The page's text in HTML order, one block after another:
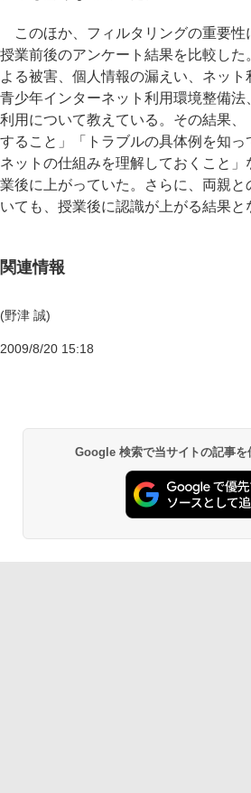
このほか、フィルタリングの重要性
授業前後のアンケート結果を比較した
よる被害、個人情報の漏えい、ネット
青少年インターネット利用環境整備
利用について教えている。その結果、
すること」「トラブルの具体例を知
ネットの仕組みを理解しておくこと
業後に上がっていた。さらに、両親
いても、授業後に認識が上がる結果と
関連情報
(野津 誠)
2009/8/20 15:18
Google 検索で当サイトの記事を